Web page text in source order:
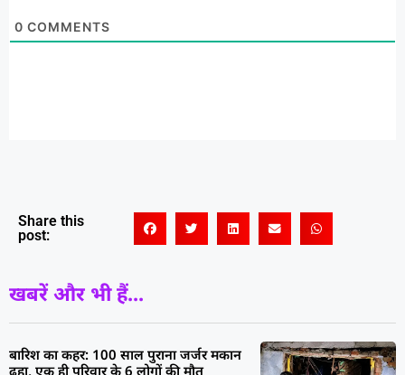
0 COMMENTS
Share this
post:
खबरें और भी हैं...
बारिश का कहर: 100 साल पुराना जर्जर मकान
ढहा, एक ही परिवार के 6 लोगों की मौत